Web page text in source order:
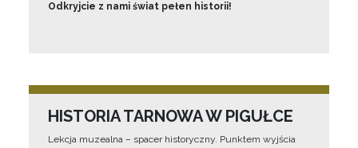
Odkryjcie z nami świat pełen historii!
HISTORIA TARNOWA W PIGUŁCE
Lekcja muzealna – spacer historyczny. Punktem wyjścia